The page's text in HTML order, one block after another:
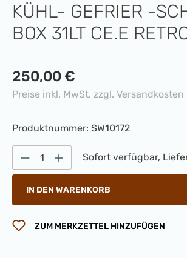
KÜHL- GEFRIER -
BOX 31LT CE.E
Regulärer Preis:
250,00 €
Preise inkl. MwSt. zzgl. Versandkosten
Produktnummer: SW10172
Produkt Anzahl: Gib den
Sofort verfügbar,
IN DEN WARENKORB
ZUM MERKZETTEL HINZUFÜGEN